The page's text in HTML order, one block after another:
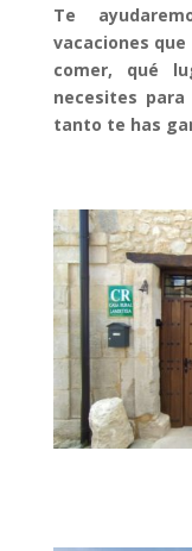
Te
vacaciones
comer, qué
necesites
tanto te has